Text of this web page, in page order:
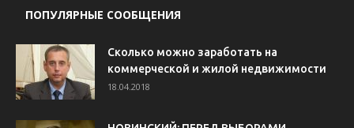
ПОПУЛЯРНЫЕ СООБЩЕНИЯ
Сколько можно заработать на
коммерческой и жилой недвижимости
18.04.2018